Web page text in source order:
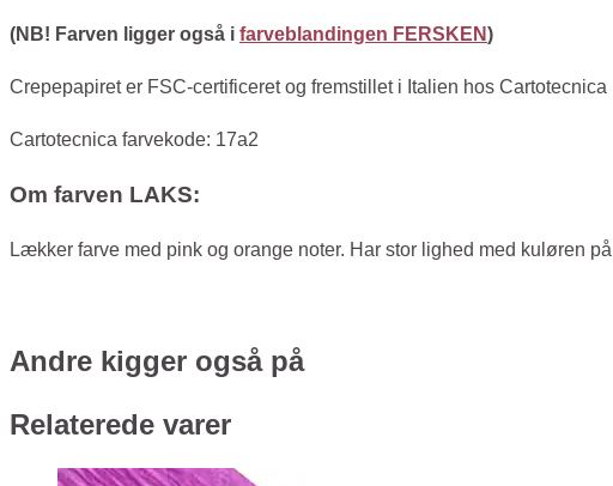
(NB! Farven ligger også i farveblandingen FERSKEN)
Crepepapiret er FSC-certificeret og fremstillet i Italien hos
Cartotecnica farvekode: 17a2
Om farven LAKS:
Lækker farve med pink og orange noter. Har stor lighed med kuløren
Andre kigger også på
Relaterede varer